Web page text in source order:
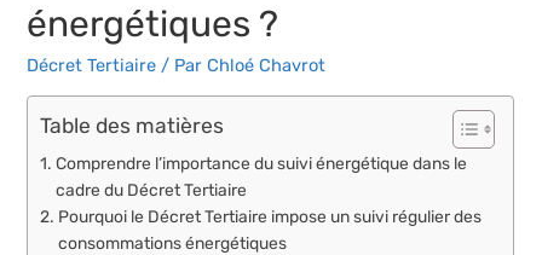
énergétiques ?
Décret Tertiaire / ParChloé Chavrot
Table des matières
Comprendre l’importance du suivi énergétique dans le
cadre du Décret Tertiaire
Pourquoi le Décret Tertiaire impose un suivi régulier des
consommations énergétiques